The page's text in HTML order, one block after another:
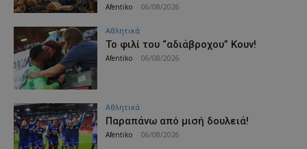
Afentiko 06/08/2026
Αθλητικά
Το φιλί του “αδιάβροχου” Κουν!
Afentiko 06/08/2026
Αθλητικά
Παραπάνω από μισή δουλειά!
Afentiko 06/08/2026